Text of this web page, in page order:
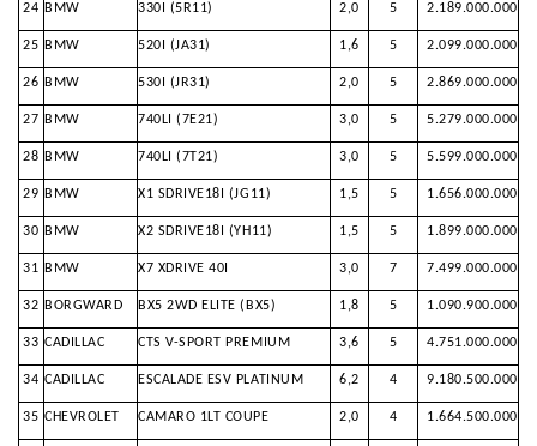
24 BMW 330I (5R11) 2,0 5 2.189.000.000
25 BMW 520I (JA31) 1,6 5 2.099.000.000
26 BMW 530I (JR31) 2,0 5 2.869.000.000
27 BMW 740LI (7E21) 3,0 5 5.279.000.000
28 BMW 740LI (7T21) 3,0 5 5.599.000.000
29 BMW X1 SDRIVE18I (JG11) 1,5 5 1.656.000.000
30 BMW X2 SDRIVE18I (YH11) 1,5 5 1.899.000.000
31 BMW X7 XDRIVE 40I 3,0 7 7.499.000.000
32 BORGWARD BX5 2WD ELITE (BX5) 1,8 5 1.090.900.000
33 CADILLAC CTS V-SPORT PREMIUM 3,6 5 4.751.000.000
34 CADILLAC ESCALADE ESV PLATINUM 6,2 4 9.180.500.000
35 CHEVROLET CAMARO 1LT COUPE 2,0 4 1.664.500.000